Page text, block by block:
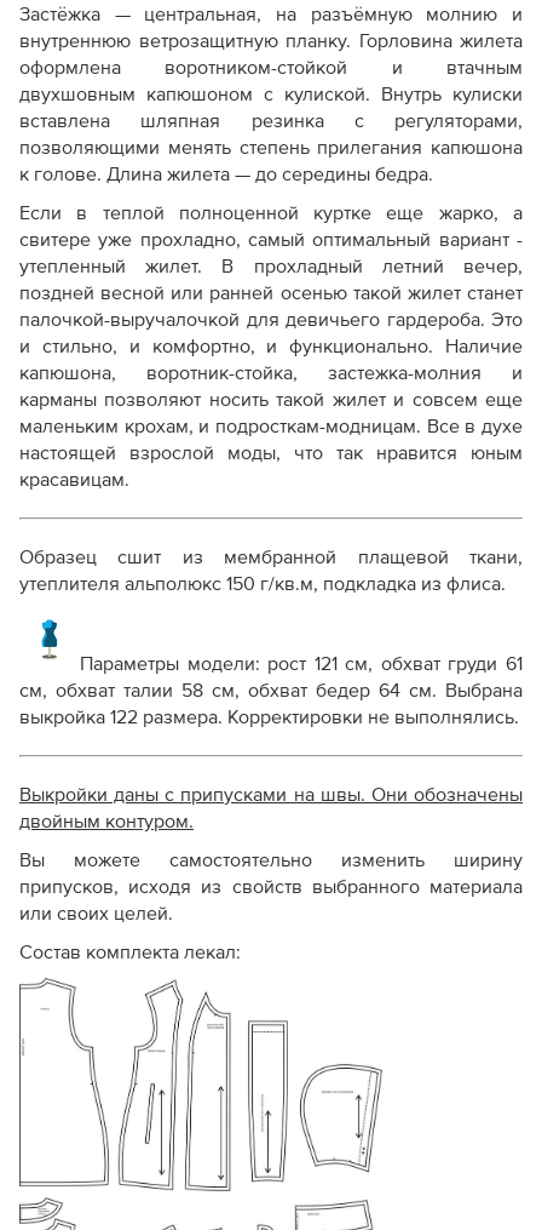
Застёжка — центральная, на разъёмную молнию и
внутреннюю ветрозащитную планку. Горловина жилета
оформлена воротником-стойкой и втачным
двухшовным капюшоном с кулиской. Внутрь кулиски
вставлена шляпная резинка с регуляторами,
позволяющими менять степень прилегания капюшона
к голове. Длина жилета — до середины бедра.
Если в теплой полноценной куртке еще жарко, а
свитере уже прохладно, самый оптимальный вариант -
утепленный жилет. В прохладный летний вечер,
поздней весной или ранней осенью такой жилет станет
палочкой-выручалочкой для девичьего гардероба. Это
и стильно, и комфортно, и функционально. Наличие
капюшона, воротник-стойка, застежка-молния и
карманы позволяют носить такой жилет и совсем еще
маленьким крохам, и подросткам-модницам. Все в духе
настоящей взрослой моды, что так нравится юным
красавицам.
Образец сшит из мембранной плащевой ткани,
утеплителя альполюкс 150 г/кв.м, подкладка из флиса.
Параметры модели: рост 121 см, обхват груди 61
см, обхват талии 58 см, обхват бедер 64 см. Выбрана
выкройка 122 размера. Корректировки не выполнялись.
Выкройки даны с припусками на швы. Они обозначены
двойным контуром.
Вы можете самостоятельно изменить ширину
припусков, исходя из свойств выбранного материала
или своих целей.
Состав комплекта лекал: